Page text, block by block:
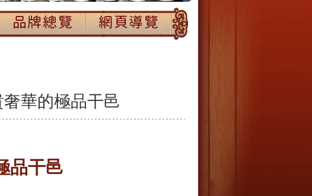
華的極品干邑
品干邑